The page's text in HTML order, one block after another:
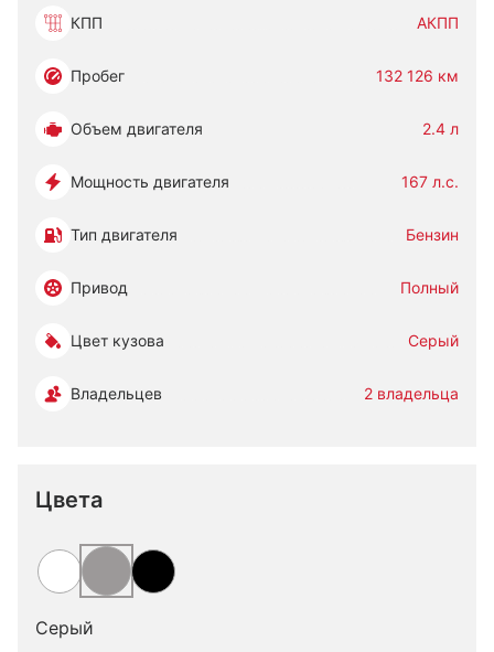
КПП АКПП
Пробег 132 126 км
Объем двигателя 2.4 л
Мощность двигателя 167 л.с.
Тип двигателя Бензин
Привод Полный
Цвет кузова Серый
Владельцев 2 владельца
Цвета
Серый